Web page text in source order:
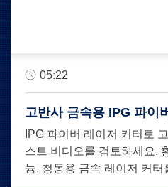
05:22
고반사 금속용 IPG 파이
IPG 파이버 레이저 커터로
스트 비디오를 검토하세요.
늄, 청동용 금속 레이저 커터